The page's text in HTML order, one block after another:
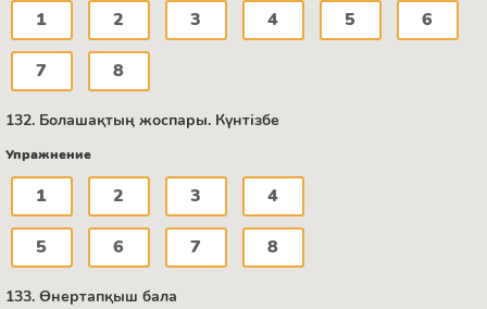
1 2 3 4 5 6
7 8
132. Болашақтың жоспары. Күнтізбе
Упражнение
1 2 3 4
5 6 7 8
133. Өнертапқыш бала